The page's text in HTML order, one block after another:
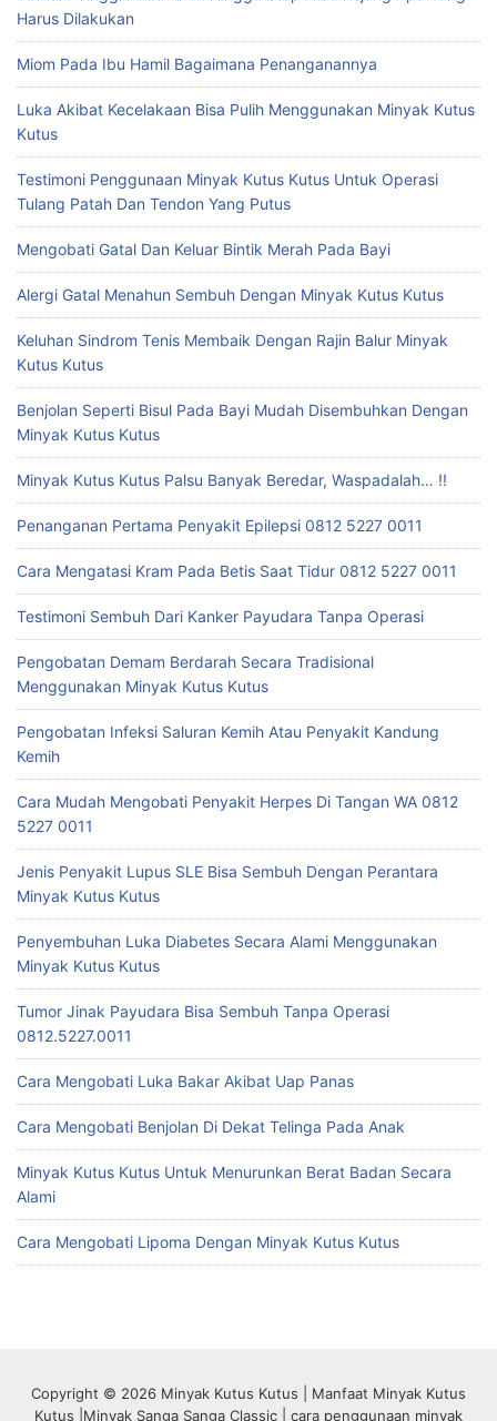
Harus Dilakukan
Miom Pada Ibu Hamil Bagaimana Penanganannya
Luka Akibat Kecelakaan Bisa Pulih Menggunakan Minyak Kutus
Kutus
Testimoni Penggunaan Minyak Kutus Kutus Untuk Operasi
Tulang Patah Dan Tendon Yang Putus
Mengobati Gatal Dan Keluar Bintik Merah Pada Bayi
Alergi Gatal Menahun Sembuh Dengan Minyak Kutus Kutus
Keluhan Sindrom Tenis Membaik Dengan Rajin Balur Minyak
Kutus Kutus
Benjolan Seperti Bisul Pada Bayi Mudah Disembuhkan Dengan
Minyak Kutus Kutus
Minyak Kutus Kutus Palsu Banyak Beredar, Waspadalah… !!
Penanganan Pertama Penyakit Epilepsi 0812 5227 0011
Cara Mengatasi Kram Pada Betis Saat Tidur 0812 5227 0011
Testimoni Sembuh Dari Kanker Payudara Tanpa Operasi
Pengobatan Demam Berdarah Secara Tradisional
Menggunakan Minyak Kutus Kutus
Pengobatan Infeksi Saluran Kemih Atau Penyakit Kandung
Kemih
Cara Mudah Mengobati Penyakit Herpes Di Tangan WA 0812
5227 0011
Jenis Penyakit Lupus SLE Bisa Sembuh Dengan Perantara
Minyak Kutus Kutus
Penyembuhan Luka Diabetes Secara Alami Menggunakan
Minyak Kutus Kutus
Tumor Jinak Payudara Bisa Sembuh Tanpa Operasi
0812.5227.0011
Cara Mengobati Luka Bakar Akibat Uap Panas
Cara Mengobati Benjolan Di Dekat Telinga Pada Anak
Minyak Kutus Kutus Untuk Menurunkan Berat Badan Secara
Alami
Cara Mengobati Lipoma Dengan Minyak Kutus Kutus
Copyright © 2026 Minyak Kutus Kutus | Manfaat Minyak Kutus
Kutus |Minyak Sanga Sanga Classic | cara penggunaan minyak